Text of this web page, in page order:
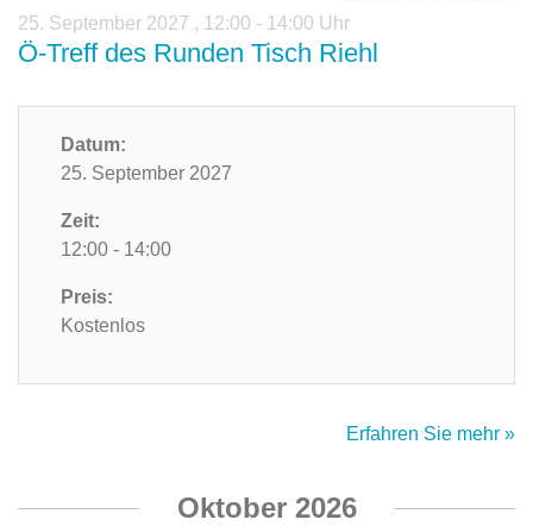
25. September 2027 , 12:00 - 14:00 Uhr
Ö-Treff des Runden Tisch Riehl
Datum:
25. September 2027
Zeit:
12:00 - 14:00
Preis:
Kostenlos
Erfahren Sie mehr »
Oktober 2026